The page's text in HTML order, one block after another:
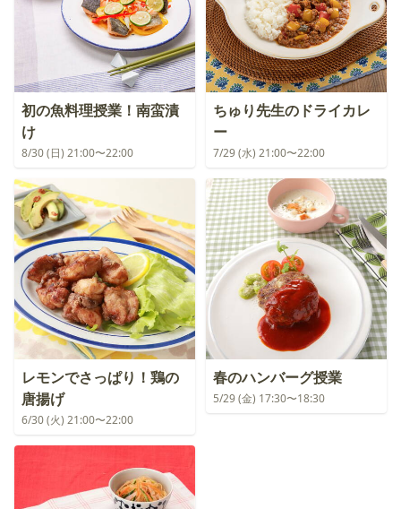
初の魚料理授業！南蛮漬
け
8/30 (日) 21:00〜22:00
ちゅり先生のドライカレ
ー
7/29 (水) 21:00〜22:00
レモンでさっぱり！鶏の
唐揚げ
6/30 (火) 21:00〜22:00
春のハンバーグ授業
5/29 (金) 17:30〜18:30